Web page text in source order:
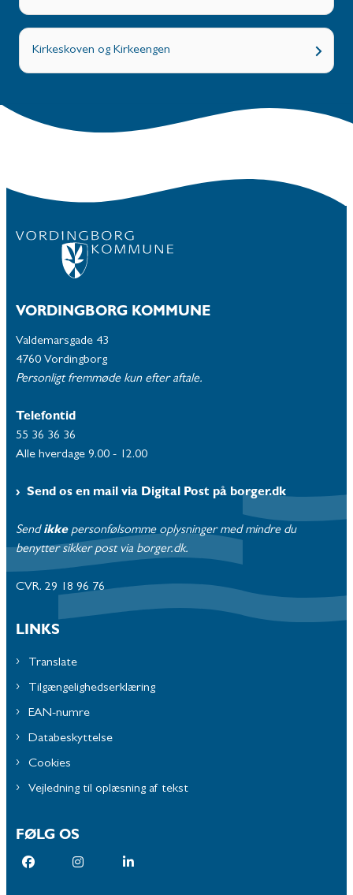
Kirkeskoven og Kirkeengen
VORDINGBORG KOMMUNE
Valdemarsgade 43
4760 Vordingborg
Personligt fremmøde kun efter aftale.
Telefontid
55 36 36 36
Alle hverdage 9.00 - 12.00
Send os en mail via Digital Post på borger.dk
Send ikke personfølsomme oplysninger med mindre du
benytter sikker post via borger.dk.
CVR. 29 18 96 76
LINKS
Translate
Tilgængelighedserklæring
EAN-numre
Databeskyttelse
Cookies
Vejledning til oplæsning af tekst
FØLG OS